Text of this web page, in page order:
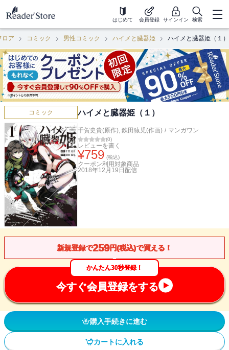
はじめて 会員登録 サインイン 検索
ロア コミック 男性コミック ハイメと臓器姫 ハイメと臓器姫（１）
コミック ハイメと臓器姫（１）
千賀史貴(原作), 鉄田猿児(作画) / マンガワン
(0)
レビューを書く
¥759 (税込)
クーポン利用対象商品
2018年12月19日 配信
新規登録で259円(税込)で買える！
かんたん30秒登録！
今すぐ会員登録をする
購入手続きに進む
カートに入れる